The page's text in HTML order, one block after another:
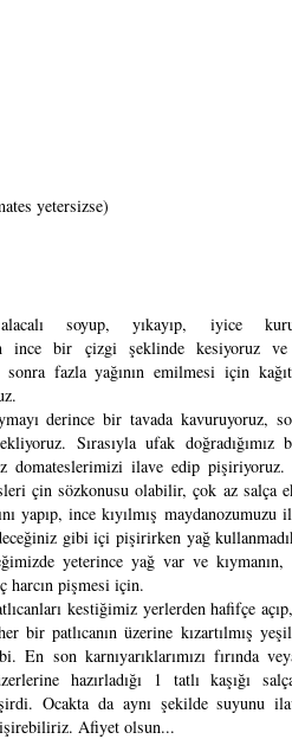
yetersizse)
alacalı soyup, yıkayıp, iyice
ince bir çizgi şeklinde kesiyoruz ve
sonra fazla yağının emilmesi için
derince bir tavada kavuruyoruz,
ekliyoruz. Sırasıyla ufak doğradığımız
domateslerimizi ilave edip
çin sözkonusu olabilir, çok az salça
yapıp, ince kıyılmış maydanozumuzu
gibi içi pişirirken yağ
yeterince yağ var ve kıymanın,
harcın pişmesi için.
kestiğimiz yerlerden hafifçe
bir patlıcanın üzerine kızartılmış
En son karnıyarıklarımızı fırında
hazırladığı 1 tatlı kaşığı
Ocakta da aynı şekilde suyunu
Afiyet olsun...